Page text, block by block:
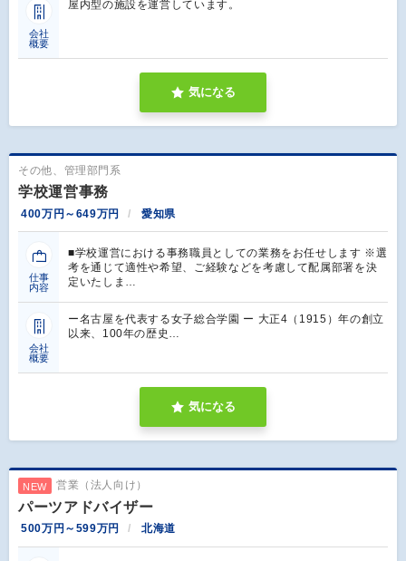
会社
概要
屋内型の施設を運営しています。
気になる
その他、管理部門系
学校運営事務
400万円～649万円 愛知県
仕事
内容
■学校運営における事務職員としての業務をお任せします ※選
考を通じて適性や希望、ご経験などを考慮して配属部署を決
定いたしま…
会社
概要
ー名古屋を代表する女子総合学園 ー 大正4（1915）年の創立
以来、100年の歴史…
気になる
NEW 営業（法人向け）
パーツアドバイザー
500万円～599万円 北海道